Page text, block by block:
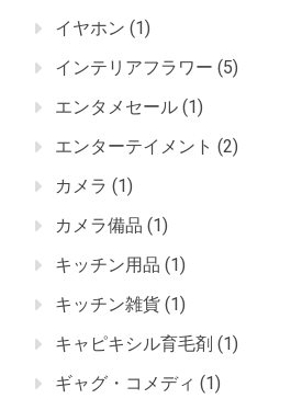
イヤホン (1)
インテリアフラワー (5)
エンタメセール (1)
エンターテイメント (2)
カメラ (1)
カメラ備品 (1)
キッチン用品 (1)
キッチン雑貨 (1)
キャピキシル育毛剤 (1)
ギャグ・コメディ (1)